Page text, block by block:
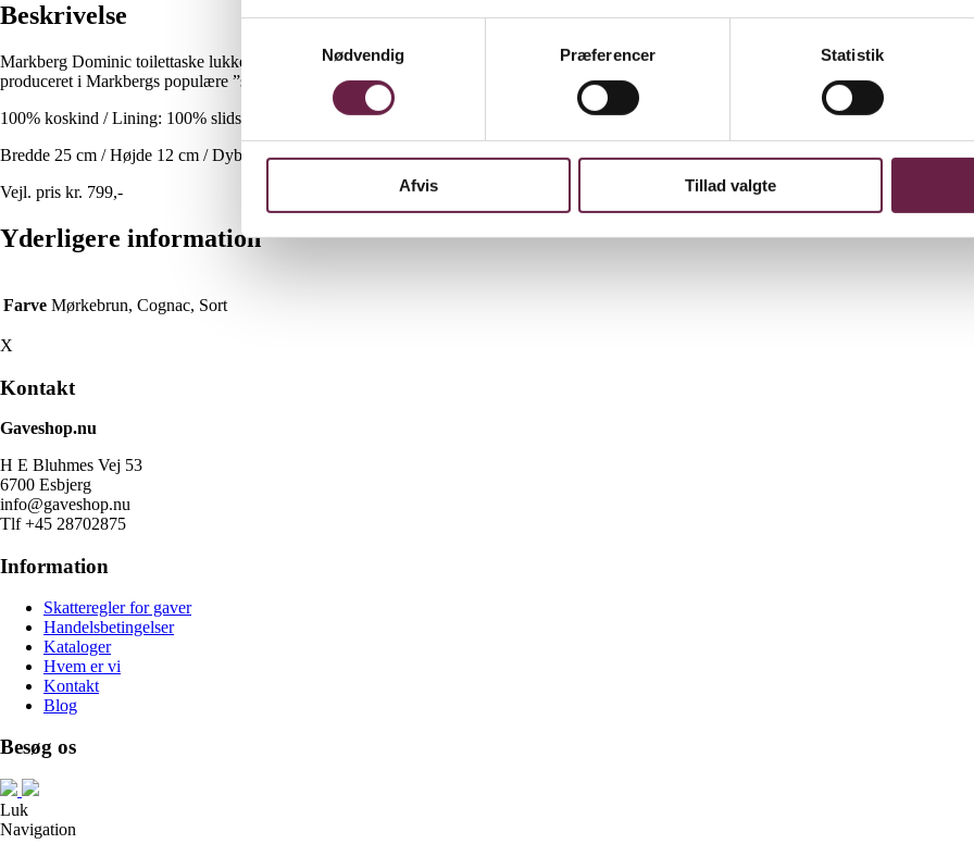
Nødvendig
Præferencer Statistik
Afvis Tillad valgte
Beskrivelse
Markberg Dominic toilettaske lukkes med lynlås og har en funktionel læderstrop, så den kan bæres i hånden eller hænges på en krog på
produceret i Markbergs populære ”soft vintage” læder, som har et let vintage-look og en smørblød overflade.
100% koskind / Lining: 100% slidstærkt polyester
Bredde 25 cm / Højde 12 cm / Dybde 9 cm
Vejl. pris kr. 799,-
Yderligere information
Farve Mørkebrun, Cognac, Sort
X
Kontakt
Gaveshop.nu
H E Bluhmes Vej 53
6700 Esbjerg
info@gaveshop.nu
Tlf +45 28702875
Information
Skatteregler for gaver
Handelsbetingelser
Kataloger
Hvem er vi
Kontakt
Blog
Besøg os
Luk
Navigation